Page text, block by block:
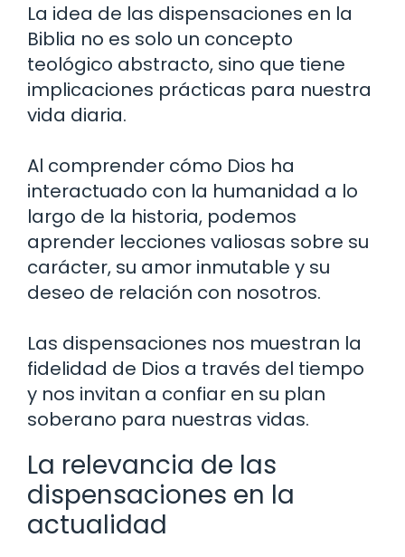
La idea de las dispensaciones en la
Biblia no es solo un concepto
teológico abstracto, sino que tiene
implicaciones prácticas para nuestra
vida diaria.
Al comprender cómo Dios ha
interactuado con la humanidad a lo
largo de la historia, podemos
aprender lecciones valiosas sobre su
carácter, su amor inmutable y su
deseo de relación con nosotros.
Las dispensaciones nos muestran la
fidelidad de Dios a través del tiempo
y nos invitan a confiar en su plan
soberano para nuestras vidas.
La relevancia de las
dispensaciones en la
actualidad